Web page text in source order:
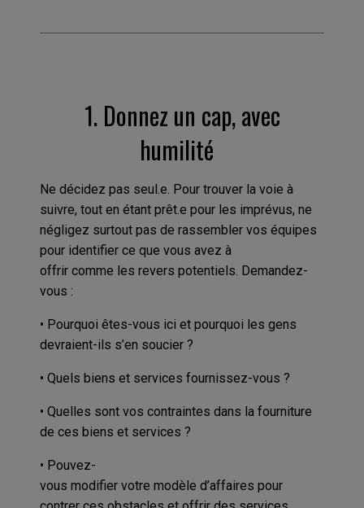
1. Donnez un cap, avec
humilité
Ne décidez pas seul.e. Pour trouver la voie à
suivre, tout en étant prêt.e pour les imprévus, ne
négligez surtout pas de rassembler vos équipes
pour identifier ce que vous avez à
offrir comme les revers potentiels. Demandez-
vous :
• Pourquoi êtes-vous ici et pourquoi les gens
devraient-ils s’en soucier ?
• Quels biens et services fournissez-vous ?
• Quelles sont vos contraintes dans la fourniture
de ces biens et services ?
• Pouvez-
vous modifier votre modèle d’affaires pour